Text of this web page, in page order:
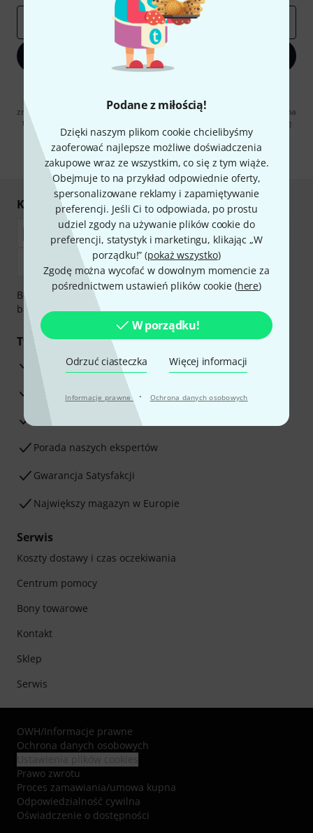
Podane z miłością!
Dzięki naszym plikom cookie chcielibyśmy
zaoferować najlepsze możliwe doświadczenia
zakupowe wraz ze wszystkim, co się z tym wiąże.
Obejmuje to na przykład odpowiednie oferty,
spersonalizowane reklamy i zapamiętywanie
preferencji. Jeśli Ci to odpowiada, po prostu
udziel zgody na używanie plików cookie do
preferencji, statystyk i marketingu, klikając „W
porządku!” (pokaż wszystko)
Zgodę można wycofać w dowolnym momencie za
pośrednictwem ustawień plików cookie (here)
W porządku!
Odrzuć ciasteczka Więcej informacji
Informacje prawne · Ochrona danych osobowych
Zapisz się teraz
materialów reklamowych przesyłanych drogą elektroniczną. Możesz
zrezygnować z subskrypcji w dowolnym momencie. Więcej informacji na
temat newslettera można znaleźć w naszych
wytycznych dotyczących
ochrony danych ososbowych.
* Wymagany
Kupuj i płać bezpiecznie
Bezpieczna płatność przez Za pobraniem, Przelew
bankowy, PayPal, Blik lub Karta kredytowa.
Twoje korzyści
3-letnia Gwarancja Thomann
30-dniowa gwarancja zwrotu pieniędzy
Porada naszych ekspertów
Gwarancja Satysfakcji
Największy magazyn w Europie
Serwis
Koszty dostawy i czas oczekiwania
Centrum pomocy
Bony towarowe
Kontakt
Sklep
Serwis
OWH/Informacje prawne
Ochrona danych osobowych
Prawo zwrotu
Proces zamawiania/umowa kupna
Odpowiedzialność cywilna
Oświadczenie o dostępności